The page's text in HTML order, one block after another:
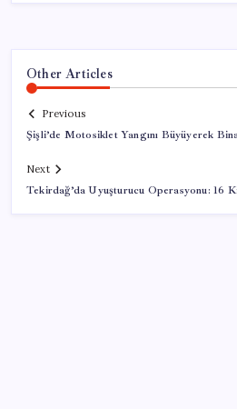
Other Articles
Previous
Şişli’de Motosiklet Yangını Büyüyerek
Next
Tekirdağ’da Uyuşturucu Operasyonu: 16